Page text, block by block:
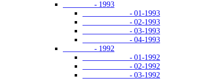
- 1993
- 01-1993
- 02-1993
- 03-1993
- 04-1993
- 1992
- 01-1992
- 02-1992
- 03-1992